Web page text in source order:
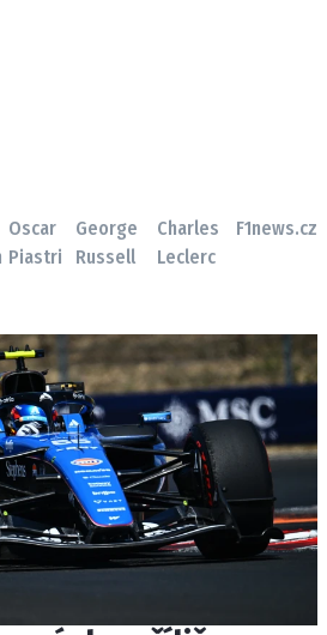
Oscar
Piastri
George
Russell
Charles
Leclerc
F1news.cz